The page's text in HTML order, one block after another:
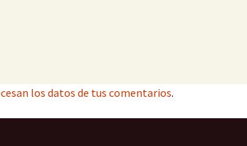
los datos de tus comentarios.